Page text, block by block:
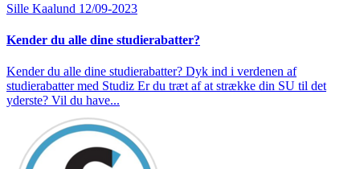
Sille Kaalund 12/09-2023
Kender du alle dine studierabatter?
Kender du alle dine studierabatter? Dyk ind i verdenen af
studierabatter med Studiz Er du træt af at strække din SU til det
yderste? Vil du have...